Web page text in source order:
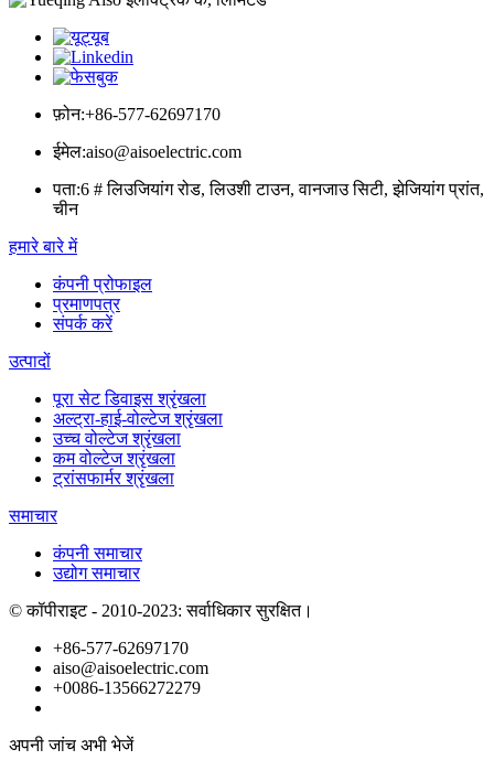
फ़ोन:+86-577-62697170
ईमेल:aiso@aisoelectric.com
पता:6 # लिउजियांग रोड, लिउशी टाउन, वानजाउ सिटी, झेजियांग प्रांत,
चीन
हमारे बारे में
कंपनी प्रोफाइल
प्रमाणपत्र
संपर्क करें
उत्पादों
पूरा सेट डिवाइस श्रृंखला
अल्ट्रा-हाई-वोल्टेज श्रृंखला
उच्च वोल्टेज श्रृंखला
कम वोल्टेज श्रृंखला
ट्रांसफार्मर श्रृंखला
समाचार
कंपनी समाचार
उद्योग समाचार
© कॉपीराइट - 2010-2023: सर्वाधिकार सुरक्षित।
+86-577-62697170
aiso@aisoelectric.com
+0086-13566272279
अपनी जांच अभी भेजें